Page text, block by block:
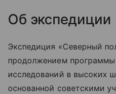
Об экспедиции
Экспедиция «Северный
продолжением
исследований в высоких
основанной советскими